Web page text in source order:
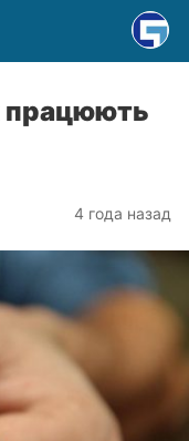
працюють
4 года назад